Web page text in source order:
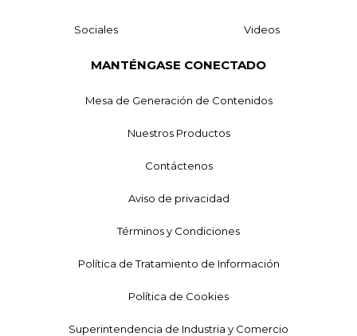
Sociales Videos
MANTÉNGASE CONECTADO
Mesa de Generación de Contenidos
Nuestros Productos
Contáctenos
Aviso de privacidad
Términos y Condiciones
Política de Tratamiento de Información
Política de Cookies
Superintendencia de Industria y Comercio